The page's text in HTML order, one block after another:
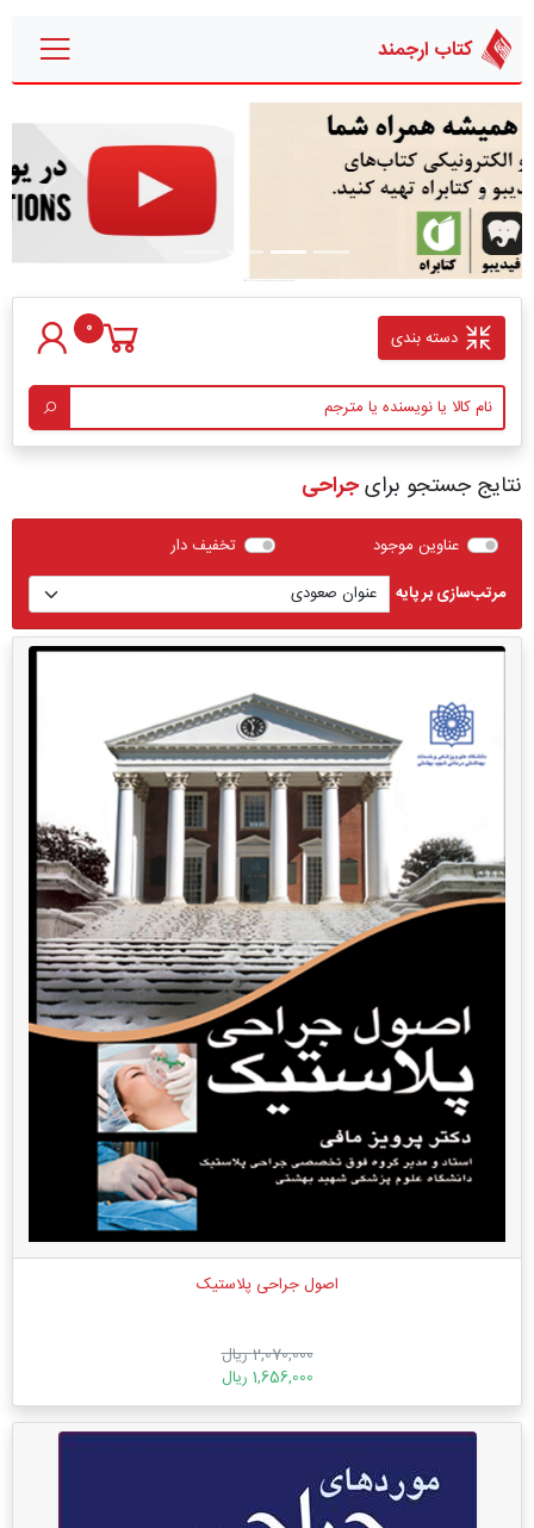
کتاب ارجمند
قبلی بعدی
دسته بندی 0
نتایج جستجو برایجراحی
عناوین موجود
تخفیف دار
مرتب‌سازی بر پایه
اصول جراحی پلاستیک
2,070,000 ریال
1,656,000 ریال